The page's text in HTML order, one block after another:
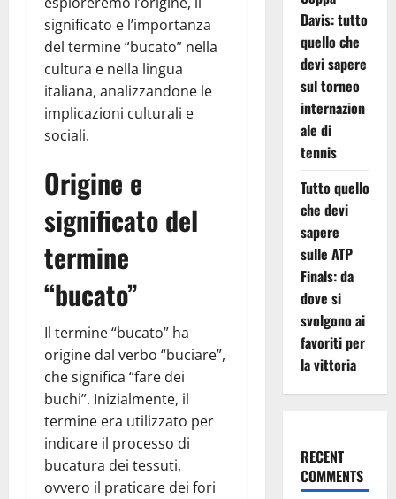
significato e l’importanza
del termine “bucato” nella
cultura e nella lingua
italiana, analizzandone le
implicazioni culturali e
sociali.
Origine e
significato del
termine
“bucato”
Il termine “bucato” ha
origine dal verbo “buciare”,
che significa “fare dei
buchi”. Inizialmente, il
termine era utilizzato per
indicare il processo di
bucatura dei tessuti,
ovvero il praticare dei fori
Davis: tutto
quello che
devi sapere
sul torneo
internazion
ale di
tennis
Tutto quello
che devi
sapere
sulle ATP
Finals: da
dove si
svolgono ai
favoriti per
la vittoria
RECENT
COMMENTS